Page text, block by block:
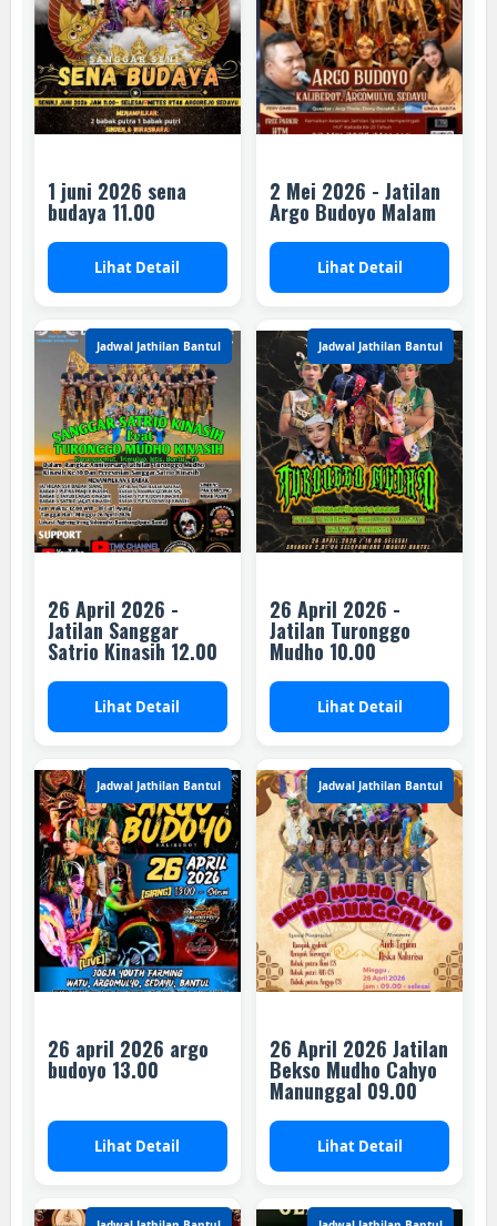
1 juni 2026 sena
budaya 11.00
Lihat Detail
2 Mei 2026 - Jatilan
Argo Budoyo Malam
Lihat Detail
Jadwal Jathilan Bantul
26 April 2026 -
Jatilan Sanggar
Satrio Kinasih 12.00
Lihat Detail
Jadwal Jathilan Bantul
26 April 2026 -
Jatilan Turonggo
Mudho 10.00
Lihat Detail
Jadwal Jathilan Bantul
26 april 2026 argo
budoyo 13.00
Lihat Detail
Jadwal Jathilan Bantul
26 April 2026 Jatilan
Bekso Mudho Cahyo
Manunggal 09.00
Lihat Detail